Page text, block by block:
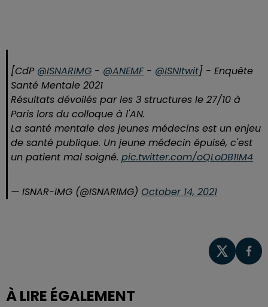
[CdP @ISNARIMG - @ANEMF- @ISNItwit] - Enquête
Santé Mentale 2021
Résultats dévoilés par les 3 structures le 27/10 à
Paris lors du colloque à l'AN.
La santé mentale des jeunes médecins est un enjeu
de santé publique. Un jeune médecin épuisé, c'est
un patient mal soigné. pic.twitter.com/oQLoDB1IM4
— ISNAR-IMG (@ISNARIMG) October 14, 2021
À LIRE ÉGALEMENT